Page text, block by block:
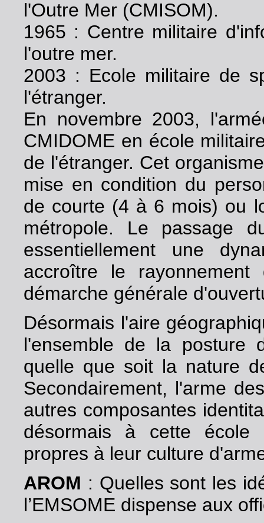
l'Outre Mer (CMISOM).
1965 : Centre militaire
l'outre mer.
2003 : Ecole militaire de
l'étranger.
En novembre 2003,
CMIDOME en école
de l'étranger. Cet
mise en condition du
de courte (4 à 6 mois) ou
métropole. Le passage
essentiellement une
accroître le
démarche générale
Désormais l'aire
l'ensemble de la posture
quelle que soit la nature
Secondairement, l'arme
autres composantes
désormais à cette école
propres à leur culture
AROM : Quelles sont les
l’EMSOME dispense aux